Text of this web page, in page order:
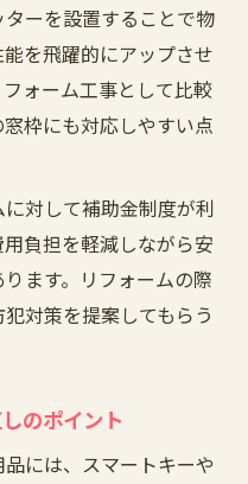
ーを設置することで物
を飛躍的にアップさせ
ォーム工事として比較
枠にも対応しやすい点
対して補助金制度が利
負担を軽減しながら安
ます。リフォームの際
対策を提案してもらう
のポイント
には、スマートキーや